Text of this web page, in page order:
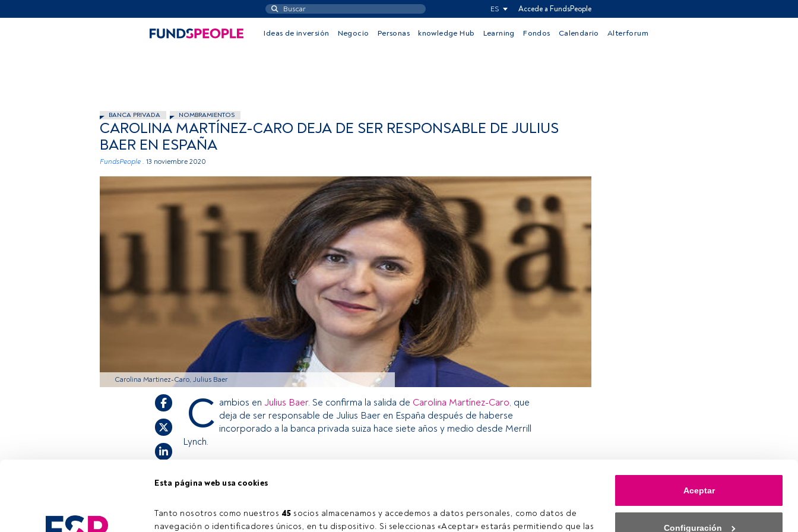
Esta página web usa cookies
Tanto nosotros como nuestros 45 socios almacenamos y accedemos a datos personales, como datos de
navegación o identificadores únicos, en tu dispositivo. Si seleccionas «Aceptar» estarás permitiendo que las
Aceptar
Configuración
ES Accede a FundsPeople
Ideas de inversión Negocio Personas knowledge Hub Learning Fondos Calendario Alterforum
BANCA PRIVADA NOMBRAMIENTOS
CAROLINA MARTÍNEZ-CARO DEJA DE SER RESPONSABLE DE JULIUS
BAER EN ESPAÑA
FundsPeople . 13 noviembre 2020
Carolina Martinez-Caro, Julius Baer
C ambios en Julius Baer. Se confirma la salida de Carolina Martínez-Caro, que
deja de ser responsable de Julius Baer en España después de haberse
incorporado a la banca privada suiza hace siete años y medio desde Merrill
Lynch.
Este es un artículo exclusivo para los usuarios registrados de FundsPeople. Si ya
invitamos a registrarte y disfrutar de todo el universo que ofrece FundsPeople.
Accede a FundsPeople